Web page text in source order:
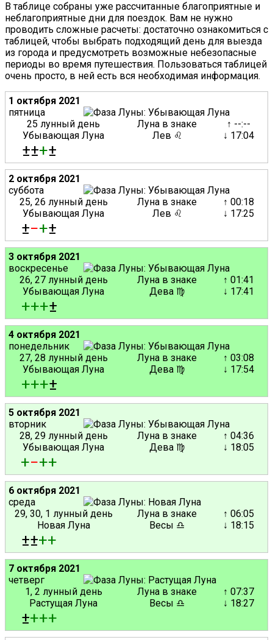
В таблице собраны уже рассчитанные благоприятные и
неблагоприятные дни для поездок. Вам не нужно
проводить сложные расчеты: достаточно ознакомиться с
таблицей, чтобы выбрать подходящий день для выезда
из города и предусмотреть возможные небезопасные
периоды во время путешествия. Пользоваться таблицей
очень просто, в ней есть вся необходимая информация.
1 октября 2021
пятница
25 лунный день
Убывающая Луна
Луна в знаке
Лев ♌
↑ --:--
↓ 17:04
±±+±
2 октября 2021
суббота
25, 26 лунный день
Убывающая Луна
Луна в знаке
Лев ♌
↑ 00:18
↓ 17:25
±−+±
3 октября 2021
воскресенье
26, 27 лунный день
Убывающая Луна
Луна в знаке
Дева ♍
↑ 01:41
↓ 17:41
+++±
4 октября 2021
понедельник
27, 28 лунный день
Убывающая Луна
Луна в знаке
Дева ♍
↑ 03:08
↓ 17:54
+++±
5 октября 2021
вторник
28, 29 лунный день
Убывающая Луна
Луна в знаке
Дева ♍
↑ 04:36
↓ 18:05
+−++
6 октября 2021
среда
29, 30, 1 лунный день
Новая Луна
Луна в знаке
Весы ♎
↑ 06:05
↓ 18:15
±±++
7 октября 2021
четверг
1, 2 лунный день
Растущая Луна
Луна в знаке
Весы ♎
↑ 07:37
↓ 18:27
±+++